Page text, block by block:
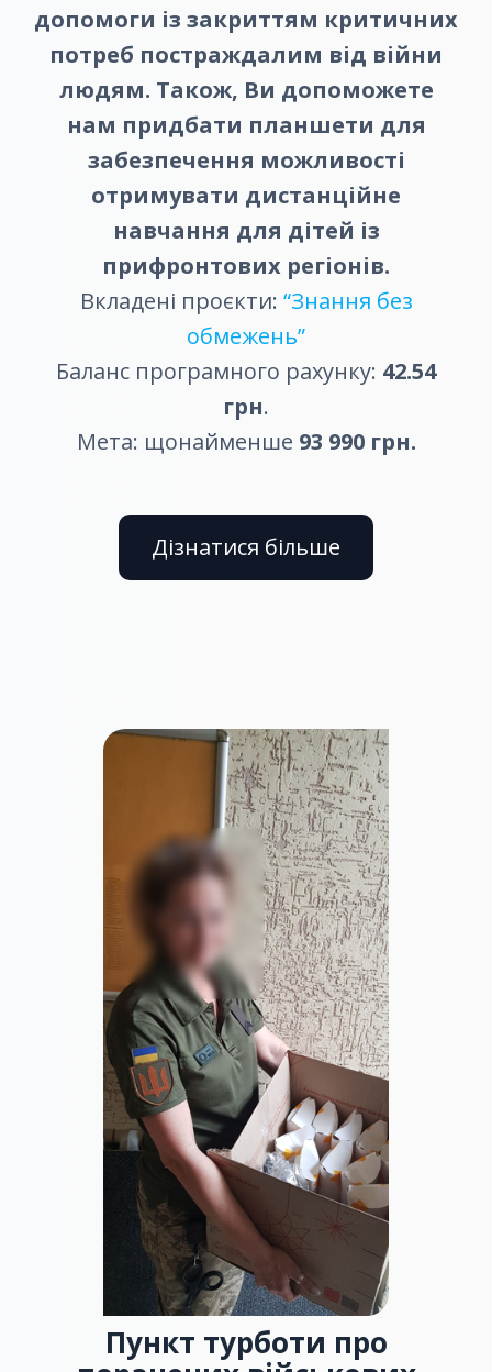
допомоги із закриттям критичних
потреб постраждалим від війни
людям. Також, Ви допоможете
нам придбати планшети для
забезпечення можливості
отримувати дистанційне
навчання для дітей із
прифронтових регіонів.
Вкладені проєкти: “Знання без
обмежень”
Баланс програмного рахунку: 42.54
грн.
Мета: щонайменше 93 990 грн.
Дізнатися більше
Пункт турботи про